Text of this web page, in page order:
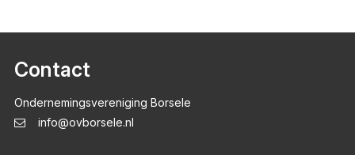
Contact
Ondernemingsvereniging Borsele
info@ovborsele.nl